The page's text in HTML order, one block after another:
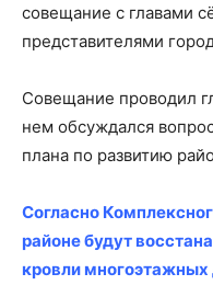
совещание с главами
представителями
Совещание проводил
нем обсуждался
плана по развитию
Согласно
районе будут
кровли